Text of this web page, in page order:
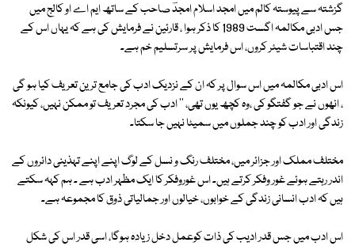
گزشتہ سے پیوستہ کالم میں امجد اسلام امجدؔ صاحب کے ساتھ ایم اے او کالج میں
جس ادبی مکالمہ اگست 1989 کا ذکر ہوا ، قارئین نے فرمایش کی ہے کہ یہاں اس کے
چند اقتباسات شیئر کروں، اس فرمایش پر سرتسلیم خم ہے۔
اس ادبی مکالمہ میں اس سوال پر کہ ان کے نزدیک ادب کی جامع ترین تعریف کیا ہو گی
، انھوں نے جو گفتگو کی ،وہ کچھ یوں تھی، '' ادب کی مجرد تعریف تو ممکن نہیں، کیونکہ
زندگی اور ادب کو چند جملوں میں سمیٹا نہیں جا سکتا۔
مختلف مملک اور جزائر میں، مختلف رنگ و نسل کے لوگ اپنے اپنے تہذینی دائروں کے
اندر رہتے ہوئے غور وفکر کرتے ہیں۔ اس غوروفکر کا ایک مظہر ادب ہے ۔ ہم کہہ سکتے
ہیں کہ ادب انسانی زندگی کے خوابوں، خیالوں اور جمالیاتی ذوق کا مجموعہ ہے۔
اس ادب میں جس قدر ادیب کی ذات کوعمل دخل زیادہ ہوگا، اسی قدر اس کی شکل